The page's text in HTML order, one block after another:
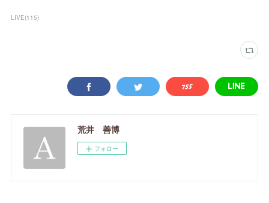
LIVE(115)
荒井 善博
フォロー